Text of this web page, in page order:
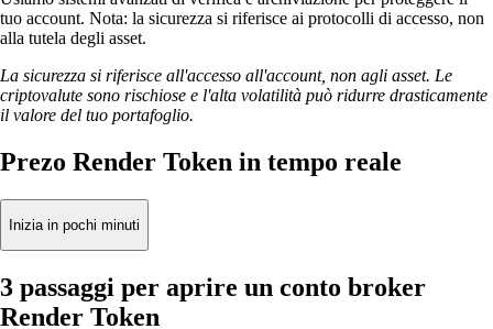
tuo account. Nota: la sicurezza si riferisce ai protocolli di accesso, non
alla tutela degli asset.
La sicurezza si riferisce all'accesso all'account, non agli asset. Le
criptovalute sono rischiose e l'alta volatilità può ridurre drasticamente
il valore del tuo portafoglio.
Prezo Render Token in tempo reale
Inizia in pochi minuti
3 passaggi per aprire un conto broker
Render Token